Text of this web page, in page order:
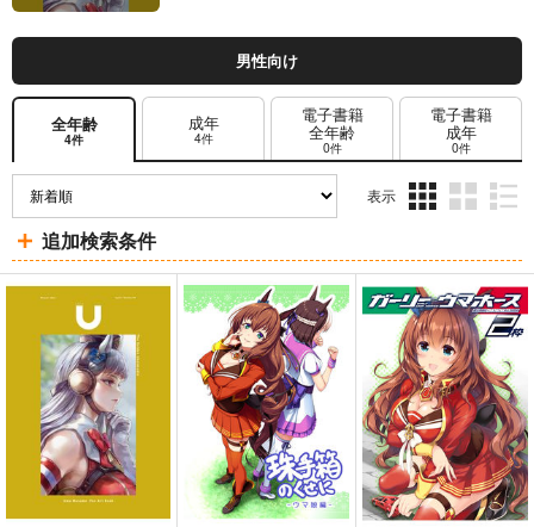
男性向け
全年齢
4件
成年
4件
電子書籍
全年齢
0件
電子書籍
成年
0件
表示
ム
表
示
ム
表
示
ム
表
示
追加検索条件